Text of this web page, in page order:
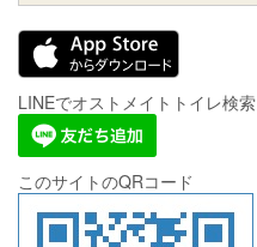
LINEでオストメイトトイレ検索
このサイトのQRコード